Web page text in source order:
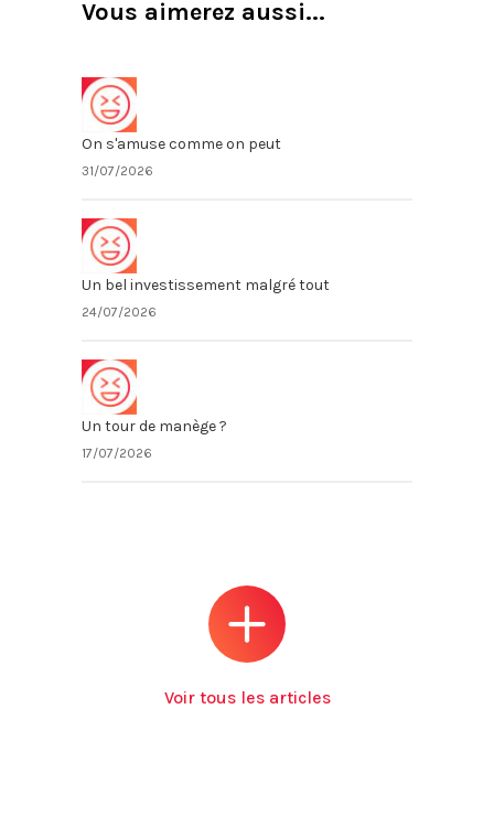
Vous aimerez aussi...
On s'amuse comme on peut
31/07/2026
Un bel investissement malgré tout
24/07/2026
Un tour de manège ?
17/07/2026
Voir tous les articles